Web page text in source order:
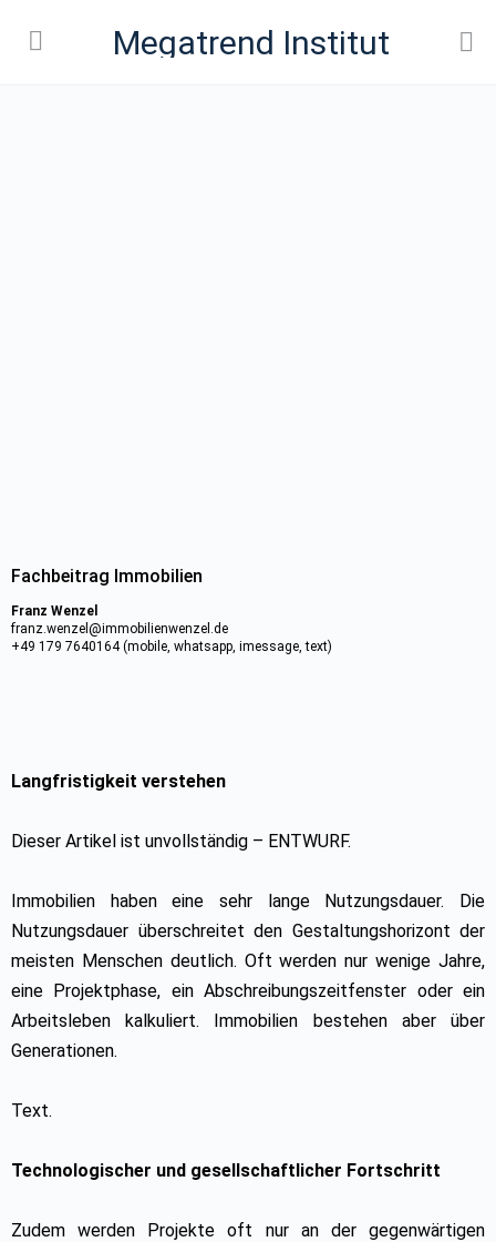
Megatrend Institut
Fachbeitrag Immobilien
Franz Wenzel
franz.wenzel@immobilienwenzel.de
+49 179 7640164 (mobile, whatsapp, imessage, text)
Langfristigkeit verstehen
Dieser Artikel ist unvollständig – ENTWURF.
Immobilien haben eine sehr lange Nutzungsdauer. Die
Nutzungsdauer überschreitet den Gestaltungshorizont der
meisten Menschen deutlich. Oft werden nur wenige Jahre,
eine Projektphase, ein Abschreibungszeitfenster oder ein
Arbeitsleben kalkuliert. Immobilien bestehen aber über
Generationen.
Text.
Technologischer und gesellschaftlicher Fortschritt
Zudem werden Projekte oft nur an der gegenwärtigen